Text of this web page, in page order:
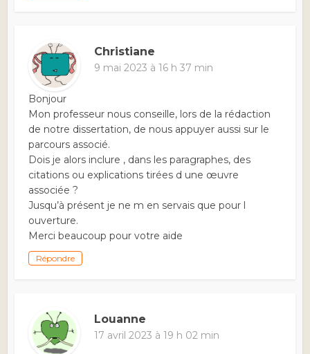
Christiane
9 mai 2023 à 16 h 37 min
Bonjour
Mon professeur nous conseille, lors de la rédaction
de notre dissertation, de nous appuyer aussi sur le
parcours associé.
Dois je alors inclure , dans les paragraphes, des
citations ou explications tirées d une œuvre
associée ?
Jusqu’à présent je ne m en servais que pour l
ouverture.
Merci beaucoup pour votre aide
Répondre
Louanne
17 avril 2023 à 19 h 02 min